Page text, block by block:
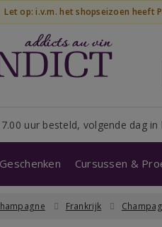
Let op: i.v.m. het shopseizoen heeft
uur besteld, volgende dag in
Geschenken Cursussen &
Frankrijk